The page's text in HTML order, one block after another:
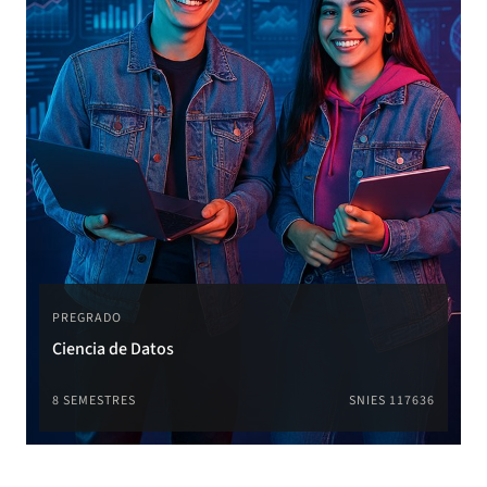
PREGRADO
Ciencia de Datos
8 SEMESTRES SNIES 117636